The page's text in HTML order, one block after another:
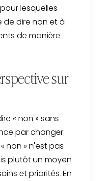
lesquelles
de dire non et à
de manière
sur
« non » sans
par changer
non » n'est pas
plutôt un moyen
et priorités. En